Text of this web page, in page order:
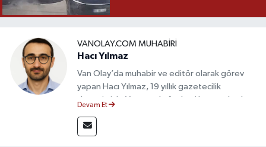
VANOLAY.COM MUHABIRI
Hacı Yılmaz
Van Olay’da muhabir ve editör olarak görev
yapan Hacı Yılmaz, 19 yıllık gazetecilik
deneyimiyle Van yerel gündemi başta olmak
takip etmektedir. Editoryal sürece katkı sunan
Yılmaz, tarafsızlık, doğruluk ve etik ilkeler
Devam Et